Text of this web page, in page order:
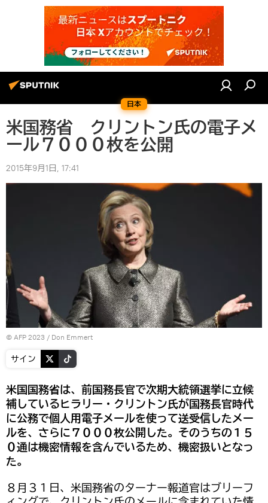
日本
米国務省 クリントン氏の電子メ
ール７０００枚を公開
2015年9月1日, 17:41
© AFP 2023 / Don Emmert
サイン
米国国務省は、前国務長官で次期大統領選挙に立候
補しているヒラリー・クリントン氏が国務長官時代
に公務で個人用電子メールを使って送受信したメー
ルを、さらに７０００枚公開した。そのうちの１５
０通は機密情報を含んでいるため、機密扱いとなっ
た。
８月３１日、米国務省のターナー報道官はブリーフ